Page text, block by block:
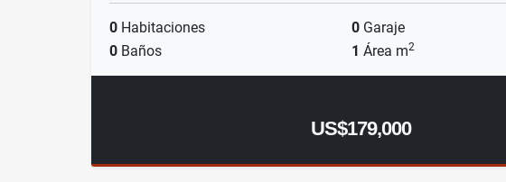
0 Habitaciones 0 Garaje
0 Baños 1 Área m2
US$179,000